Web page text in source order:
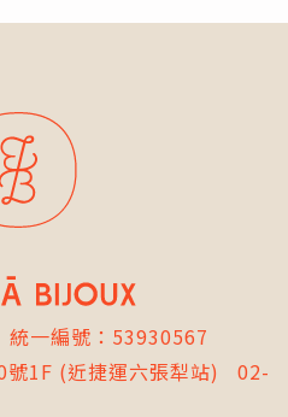
統一編號：53930567
號1F (近捷運六張犁站)
02-